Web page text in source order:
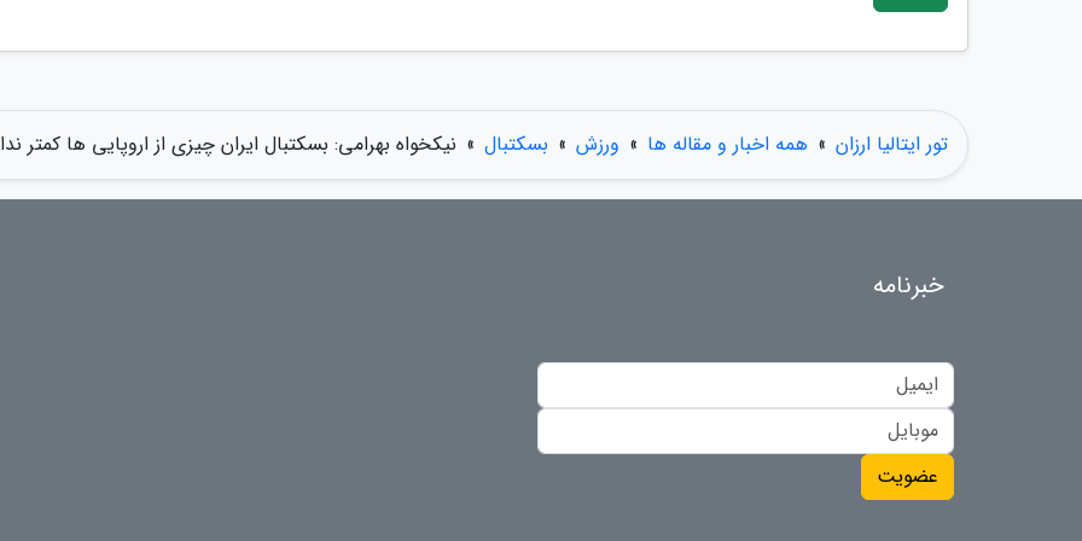
تور ایتالیا ارزان » همه اخبار و مقاله ها » ورزش » بسکتبال » نیکخواه بهرامی: بسکتبال ایران چیزی از اروپایی ها کمتر
خبرنامه
عضویت